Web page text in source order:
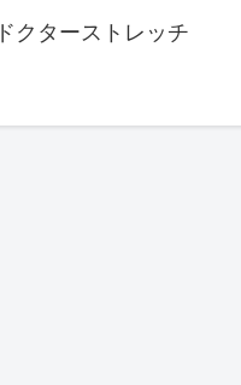
ドクターストレッチ